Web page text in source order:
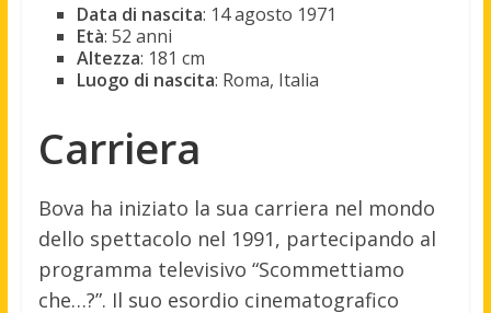
Data di nascita: 14 agosto 1971
Età: 52 anni
Altezza: 181 cm
Luogo di nascita: Roma, Italia
Carriera
Bova ha iniziato la sua carriera nel mondo
dello spettacolo nel 1991, partecipando al
programma televisivo “Scommettiamo
che…?”. Il suo esordio cinematografico